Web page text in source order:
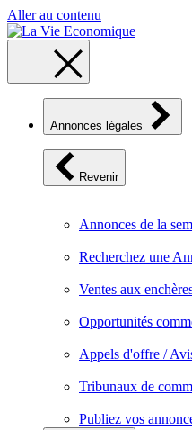
Aller au contenu
Annonces légales
Revenir
Annonces de la
Recherchez une
Ventes aux
Opportunités
Appels d'offre /
Tribunaux de
Publiez vos